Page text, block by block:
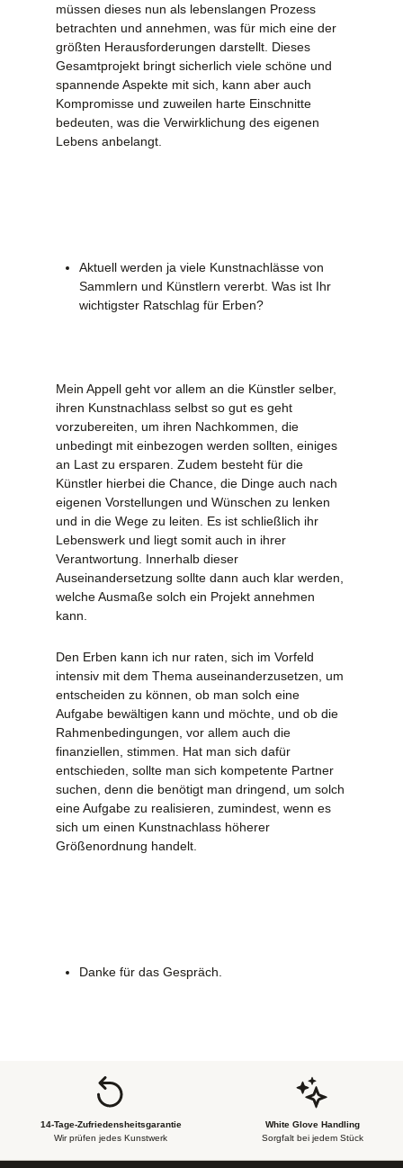
müssen dieses nun als lebenslangen Prozess
betrachten und annehmen, was für mich eine der
größten Herausforderungen darstellt. Dieses
Gesamtprojekt bringt sicherlich viele schöne und
spannende Aspekte mit sich, kann aber auch
Kompromisse und zuweilen harte Einschnitte
bedeuten, was die Verwirklichung des eigenen
Lebens anbelangt.
Aktuell werden ja viele Kunstnachlässe von
Sammlern und Künstlern vererbt. Was ist Ihr
wichtigster Ratschlag für Erben?
Mein Appell geht vor allem an die Künstler selber,
ihren Kunstnachlass selbst so gut es geht
vorzubereiten, um ihren Nachkommen, die
unbedingt mit einbezogen werden sollten, einiges
an Last zu ersparen. Zudem besteht für die
Künstler hierbei die Chance, die Dinge auch nach
eigenen Vorstellungen und Wünschen zu lenken
und in die Wege zu leiten. Es ist schließlich ihr
Lebenswerk und liegt somit auch in ihrer
Verantwortung. Innerhalb dieser
Auseinandersetzung sollte dann auch klar werden,
welche Ausmaße solch ein Projekt annehmen
kann.
Den Erben kann ich nur raten, sich im Vorfeld
intensiv mit dem Thema auseinanderzusetzen, um
entscheiden zu können, ob man solch eine
Aufgabe bewältigen kann und möchte, und ob die
Rahmenbedingungen, vor allem auch die
finanziellen, stimmen. Hat man sich dafür
entschieden, sollte man sich kompetente Partner
suchen, denn die benötigt man dringend, um solch
eine Aufgabe zu realisieren, zumindest, wenn es
sich um einen Kunstnachlass höherer
Größenordnung handelt.
Danke für das Gespräch.
14-Tage-Zufriedensheitsgarantie
Wir prüfen jedes Kunstwerk
White Glove Handling
Sorgfalt bei jedem Stück